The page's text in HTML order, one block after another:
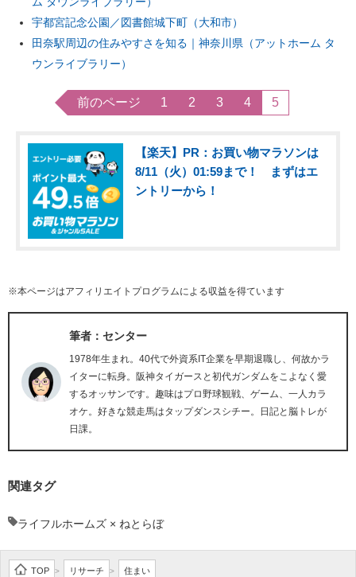
宇都宮記念公園／図書館城下町（大和市）
田奈駅周辺の住みやすさを知る｜神奈川県（アットホーム タ
ウンライブラリー）
前のページ 1 2 3 4 5
【楽天】PR：お買い物マラソンは
8/11（火）01:59まで！ まずはエ
ントリーから！
※本ページはアフィリエイトプログラムによる収益を得ています
筆者：センター
1978年生まれ。40代で外資系IT企業を早期退職し、何故かラ
イターに転身。阪神タイガースと初代ガンダムをこよなく愛
するオッサンです。趣味はプロ野球観戦、ゲーム、一人カラ
オケ。好きな競走馬はタップダンスシチー。日記と脳トレが
日課。
関連タグ
ライフルホームズ × ねとらぼ
TOP > リサーチ > 住まい